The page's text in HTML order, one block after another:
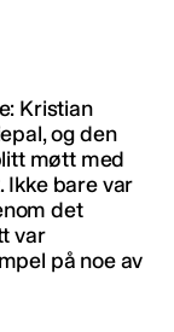
Kristian
og den
møtt med
Ikke bare var
det
var
på noe av